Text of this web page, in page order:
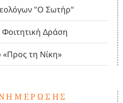
"Ο Σωτήρ"
Φοιτητική Δράση
«Προς τη Νίκη»